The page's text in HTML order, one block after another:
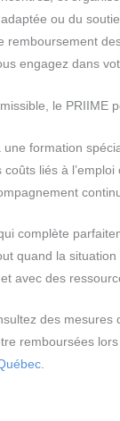
ou du
remboursement
engagez dans
le PRIIME
une formation
coûts liés à
complète
quand la situation
avec des
des mesures
remboursées
.